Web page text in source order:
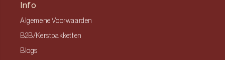
Info
Algemene Voorwaarden
B2B/Kerstpakketten
Blogs